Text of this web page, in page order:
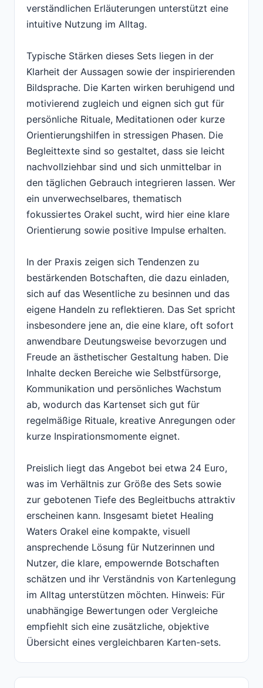
verständlichen Erläuterungen unterstützt eine
intuitive Nutzung im Alltag.
Typische Stärken dieses Sets liegen in der
Klarheit der Aussagen sowie der inspirierenden
Bildsprache. Die Karten wirken beruhigend und
motivierend zugleich und eignen sich gut für
persönliche Rituale, Meditationen oder kurze
Orientierungshilfen in stressigen Phasen. Die
Begleittexte sind so gestaltet, dass sie leicht
nachvollziehbar sind und sich unmittelbar in
den täglichen Gebrauch integrieren lassen. Wer
ein unverwechselbares, thematisch
fokussiertes Orakel sucht, wird hier eine klare
Orientierung sowie positive Impulse erhalten.
In der Praxis zeigen sich Tendenzen zu
bestärkenden Botschaften, die dazu einladen,
sich auf das Wesentliche zu besinnen und das
eigene Handeln zu reflektieren. Das Set spricht
insbesondere jene an, die eine klare, oft sofort
anwendbare Deutungsweise bevorzugen und
Freude an ästhetischer Gestaltung haben. Die
Inhalte decken Bereiche wie Selbstfürsorge,
Kommunikation und persönliches Wachstum
ab, wodurch das Kartenset sich gut für
regelmäßige Rituale, kreative Anregungen oder
kurze Inspirationsmomente eignet.
Preislich liegt das Angebot bei etwa 24 Euro,
was im Verhältnis zur Größe des Sets sowie
zur gebotenen Tiefe des Begleitbuchs attraktiv
erscheinen kann. Insgesamt bietet Healing
Waters Orakel eine kompakte, visuell
ansprechende Lösung für Nutzerinnen und
Nutzer, die klare, empowernde Botschaften
schätzen und ihr Verständnis von Kartenlegung
im Alltag unterstützen möchten. Hinweis: Für
unabhängige Bewertungen oder Vergleiche
empfiehlt sich eine zusätzliche, objektive
Übersicht eines vergleichbaren Karten-sets.